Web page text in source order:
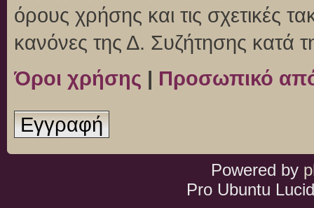
όρους χρήσης και τις σχετικές
κανόνες της Δ. Συζήτησης κατά
Όροι χρήσης | Προσωπικό
Εγγραφή
Powered by
Pro Ubuntu